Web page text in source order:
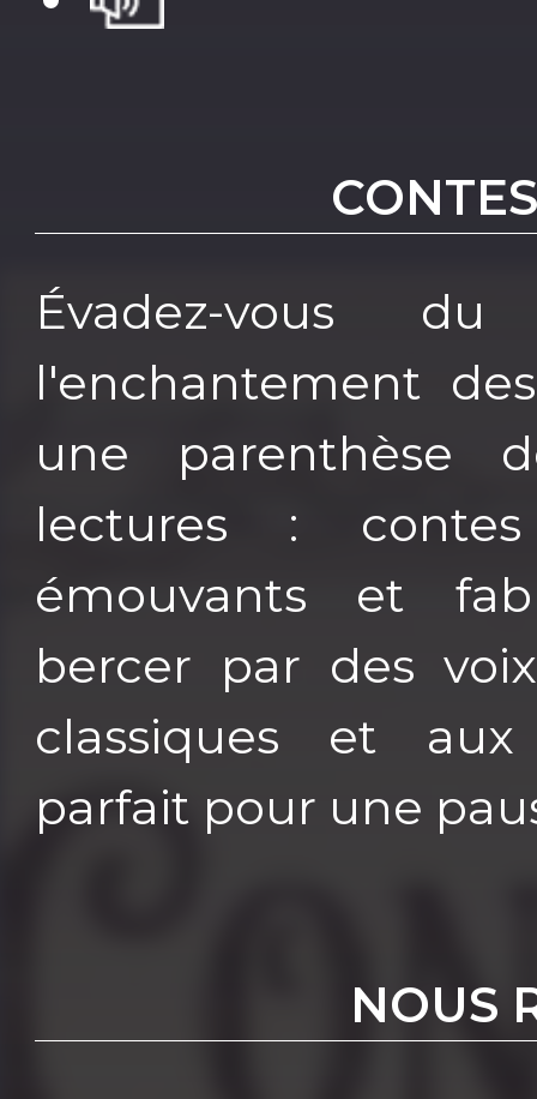
Évadez-vous
l'enchantement
une parenthèse
lectures :
émouvants et
bercer par des
classiques et aux
parfait pour une
NOUS